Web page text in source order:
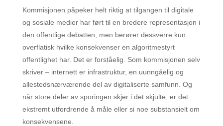
Kommisjonen påpeker helt riktig at tilgangen til digitale
og sosiale medier har ført til en bredere representasjon i
den offentlige debatten, men berører dessverre kun
overflatisk hvilke konsekvenser en algoritmestyrt
offentlighet har. Det er forståelig. Som kommisjonen selv
skriver – internett er infrastruktur, en uunngåelig og
allestedsnærværende del av digitaliserte samfunn. Og
når store deler av sporingen skjer i det skjulte, er det
ekstremt utfordrende å måle eller si noe substansielt om
konsekvensene.